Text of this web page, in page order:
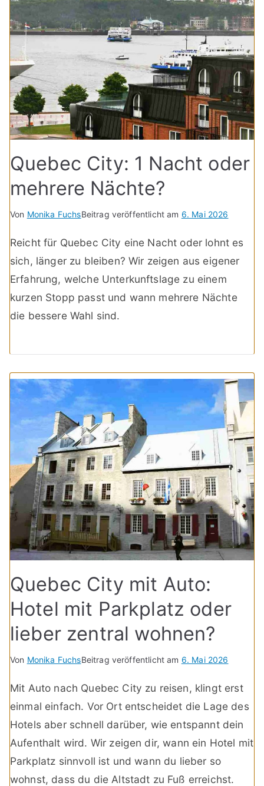
Quebec City: 1 Nacht oder
mehrere Nächte?
Von Monika FuchsBeitrag veröffentlicht am 6. Mai 2026
Reicht für Quebec City eine Nacht oder lohnt es
sich, länger zu bleiben? Wir zeigen aus eigener
Erfahrung, welche Unterkunftslage zu einem
kurzen Stopp passt und wann mehrere Nächte
die bessere Wahl sind.
Quebec City mit Auto:
Hotel mit Parkplatz oder
lieber zentral wohnen?
Von Monika FuchsBeitrag veröffentlicht am 6. Mai 2026
Mit Auto nach Quebec City zu reisen, klingt erst
einmal einfach. Vor Ort entscheidet die Lage des
Hotels aber schnell darüber, wie entspannt dein
Aufenthalt wird. Wir zeigen dir, wann ein Hotel mit
Parkplatz sinnvoll ist und wann du lieber so
wohnst, dass du die Altstadt zu Fuß erreichst.